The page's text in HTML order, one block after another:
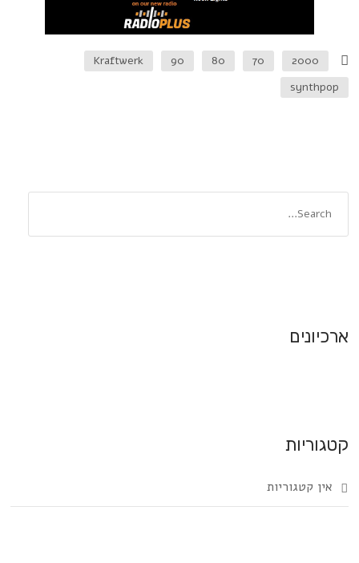
2000
70
80
90
Kraftwerk
synthpop
ארכיונים
קטגוריות
אין קטגוריות